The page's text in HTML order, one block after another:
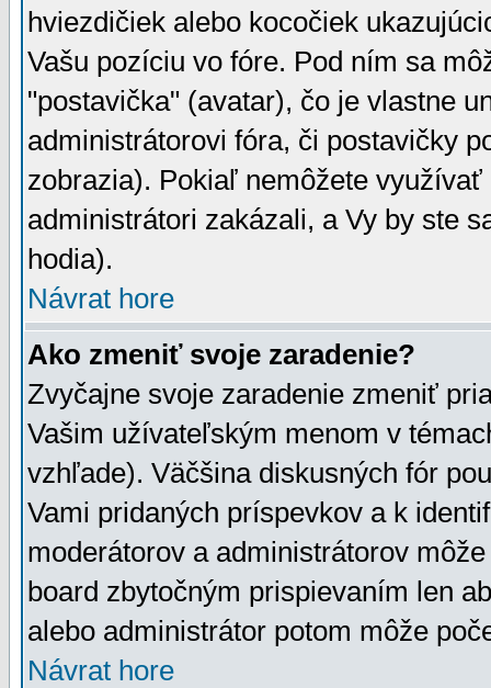
hviezdičiek alebo kocočiek
Vašu pozíciu vo fóre. Pod ním sa
"postavička" (avatar), čo je vlastne
administrátorovi fóra, či postavičky
zobrazia). Pokiaľ nemôžete
administrátori zakázali, a Vy by ste
hodia).
Návrat hore
Ako zmeniť svoje zaradenie?
Zvyčajne svoje zaradenie zmeniť
Vašim užívateľským menom v
vzhľade). Väčšina diskusných fór
Vami pridaných príspevkov a k
moderátorov a administrátorov
board zbytočným prispievaním len
alebo administrátor potom môže
Návrat hore